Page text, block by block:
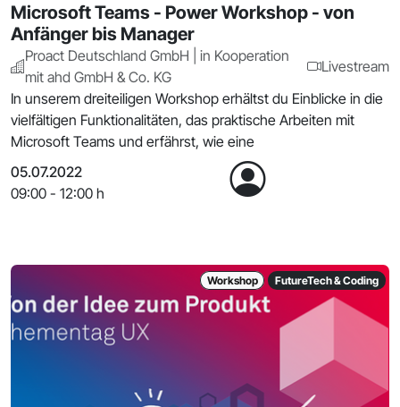
Microsoft Teams - Power Workshop - von
Anfänger bis Manager
Proact Deutschland GmbH | in Kooperation
mit ahd GmbH & Co. KG
Livestream
In unserem dreiteiligen Workshop erhältst du Einblicke in die
vielfältigen Funktionalitäten, das praktische Arbeiten mit
Microsoft Teams und erfährst, wie eine
05.07.2022
09:00 - 12:00 h
Workshop FutureTech & Coding